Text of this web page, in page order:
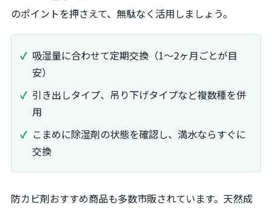
のポイントを押さえて、無駄なく活用しましょう。
吸湿量に合わせて定期交換（1～2ヶ月ごとが目
安）
引き出しタイプ、吊り下げタイプなど複数種を併
用
こまめに除湿剤の状態を確認し、満水ならすぐに
交換
防カビ剤おすすめ商品も多数市販されています。天然成